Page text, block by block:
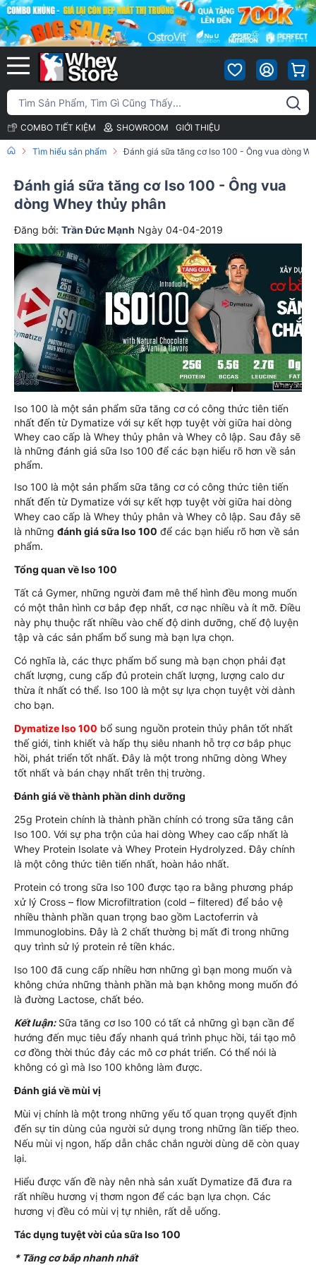
COMBO TIẾT KIỆM SHOWROOM GIỚI THIỆU
Tìm hiểu sản phẩm Đánh giá sữa tăng cơ Iso 100 - Ông vua dòng
Đánh giá sữa tăng cơ Iso 100 - Ông vua
dòng Whey thủy phân
Đăng bởi: Trần Đức Mạnh Ngày 04-04-2019
Iso 100 là một sản phẩm sữa tăng cơ có công thức tiên tiến
nhất đến từ Dymatize với sự kết hợp tuyệt vời giữa hai dòng
Whey cao cấp là Whey thủy phân và Whey cô lập. Sau đây sẽ
là những đánh giá sữa Iso 100 để các bạn hiểu rõ hơn về sản
phẩm.
Iso 100 là một sản phẩm sữa tăng cơ có công thức tiên tiến
nhất đến từ Dymatize với sự kết hợp tuyệt vời giữa hai dòng
Whey cao cấp là Whey thủy phân và Whey cô lập. Sau đây sẽ
là những đánh giá sữa Iso 100 để các bạn hiểu rõ hơn về sản
phẩm.
Tổng quan về Iso 100
Tất cả Gymer, những người đam mê thể hình đều mong muốn
có một thân hình cơ bắp đẹp nhất, cơ nạc nhiều và ít mỡ. Điều
này phụ thuộc rất nhiều vào chế độ dinh dưỡng, chế độ luyện
tập và các sản phẩm bổ sung mà bạn lựa chọn.
Có nghĩa là, các thực phẩm bổ sung mà bạn chọn phải đạt
chất lượng, cung cấp đủ protein chất lượng, lượng calo dư
thừa ít nhất có thể. Iso 100 là một sự lựa chọn tuyệt vời dành
cho bạn.
Dymatize Iso 100 bổ sung nguồn protein thủy phân tốt nhất
thế giới, tinh khiết và hấp thụ siêu nhanh hỗ trợ cơ bắp phục
hồi, phát triển tốt nhất. Đây là một trong những dòng Whey
tốt nhất và bán chạy nhất trên thị trường.
Đánh giá về thành phần dinh dưỡng
25g Protein chính là thành phần chính có trong sữa tăng cân
Iso 100. Với sự pha trộn của hai dòng Whey cao cấp nhất là
Whey Protein Isolate và Whey Protein Hydrolyzed. Đây chính
là một công thức tiên tiến nhất, hoàn hảo nhất.
Protein có trong sữa Iso 100 được tạo ra bằng phương pháp
xử lý Cross – flow Microfiltration (cold – filtered) để bảo vệ
nhiều thành phần quan trọng bao gồm Lactoferrin và
Immunoglobins. Đây là 2 chất thường bị mất đi trong những
quy trình sử lý protein rẻ tiền khác.
Iso 100 đã cung cấp nhiều hơn những gì bạn mong muốn và
không chứa những thành phần mà bạn không mong muốn đó
là đường Lactose, chất béo.
Kết luận:Sữa tăng cơ Iso 100 có tất cả những gì bạn cần để
hướng đến mục tiêu đẩy nhanh quá trình phục hồi, tái tạo mô
cơ đồng thời thúc đảy các mô cơ phát triển. Có thể nói là
không có gì mà Iso 100 không làm được.
Đánh giá về mùi vị
Mùi vị chính là một trong những yếu tố quan trọng quyết định
đến sự tin dùng của người sử dụng trong những lần tiếp theo.
Nếu mùi vị ngon, hấp dẫn chắc chắn người dùng dẽ còn quay
lại.
Hiểu được vấn đề này nên nhà sản xuất Dymatize đã đưa ra
rất nhiều hương vị thơm ngon để các bạn lựa chọn. Các
hương vị đều có mùi vị tự nhiên, rất dễ uống.
Tác dụng tuyệt vời của sữa Iso 100
* Tăng cơ bắp nhanh nhất